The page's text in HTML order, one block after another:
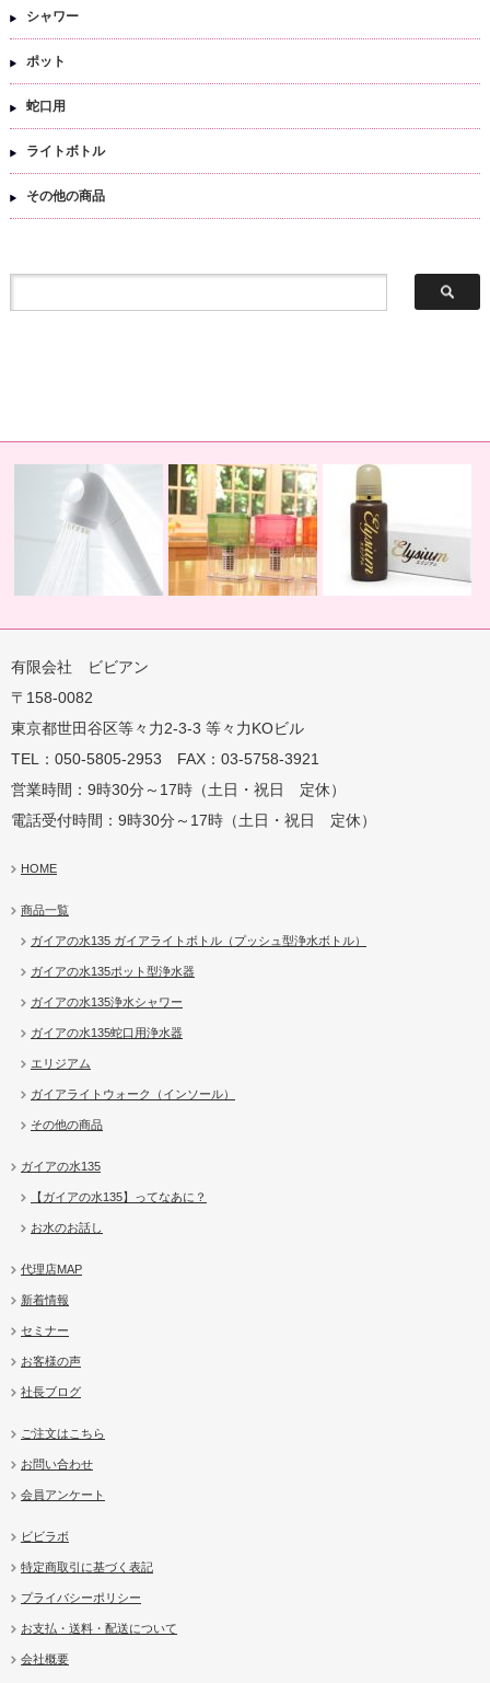
シャワー
ポット
蛇口用
ライトボトル
その他の商品
用地球の恵みを シャワー
有限会社 ビビアン
〒158-0082
東京都世田谷区等々力2-3-3 等々力KOビル
TEL：050-5805-2953 FAX：03-5758-3921
営業時間：9時30分～17時（土日・祝日 定休）
電話受付時間：9時30分～17時（土日・祝日 定休）
HOME
商品一覧
ガイアの水135 ガイアライトボトル（プッシュ型浄水ボトル）
ガイアの水135ポット型浄水器
ガイアの水135浄水シャワー
ガイアの水135蛇口用浄水器
エリジアム
ガイアライトウォーク（インソール）
その他の商品
ガイアの水135
【ガイアの水135】ってなあに？
お水のお話し
代理店MAP
新着情報
セミナー
お客様の声
社長ブログ
ご注文はこちら
お問い合わせ
会員アンケート
ビビラボ
特定商取引に基づく表記
プライバシーポリシー
お支払・送料・配送について
会社概要